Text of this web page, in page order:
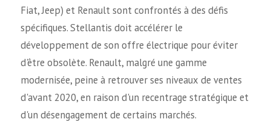
Fiat, Jeep) et Renault sont confrontés à des défis
spécifiques. Stellantis doit accélérer le
développement de son offre électrique pour éviter
d'être obsolète. Renault, malgré une gamme
modernisée, peine à retrouver ses niveaux de ventes
d'avant 2020, en raison d'un recentrage stratégique et
d'un désengagement de certains marchés.